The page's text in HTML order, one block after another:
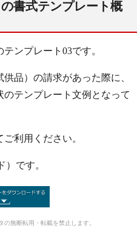
書式テンプレート概
ンプレート03です。
品）の請求があった際に、
テンプレート文例となって
利用ください。
）です。
無断転用・転載を禁止します。